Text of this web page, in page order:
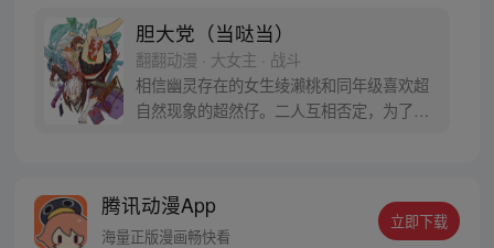
胆大党（当哒当）
翻翻动漫 · 大女主 · 战斗
相信幽灵存在的女生绫濑桃和同年级喜欢超
自然现象的超然仔。二人互相否定，为了让
腾讯动漫App
海量正版漫画畅快看
立即下载